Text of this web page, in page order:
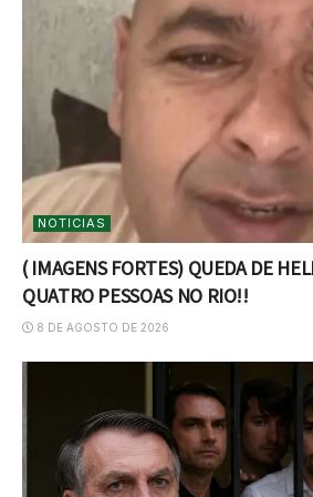
NOTICIAS
( IMAGENS FORTES) QUEDA DE
QUATRO PESSOAS NO RIO!!
8 DE AGOSTO DE 2026